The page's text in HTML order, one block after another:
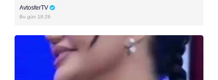
AvtosferTV
Bu gün 18:26